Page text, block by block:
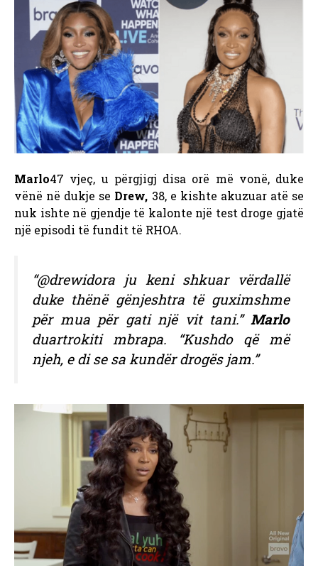
Marlo47 vjeç, u përgjigj disa orë më vonë, duke
vënë në dukje se Drew, 38, e kishte akuzuar atë se
nuk ishte në gjendje të kalonte një test droge gjatë
një episodi të fundit të RHOA.
“@drewidora ju keni shkuar vërdallë
duke thënë gënjeshtra të guximshme
për mua për gati një vit tani.” Marlo
duartrokiti mbrapa. “Kushdo që më
njeh, e di se sa kundër drogës jam.”